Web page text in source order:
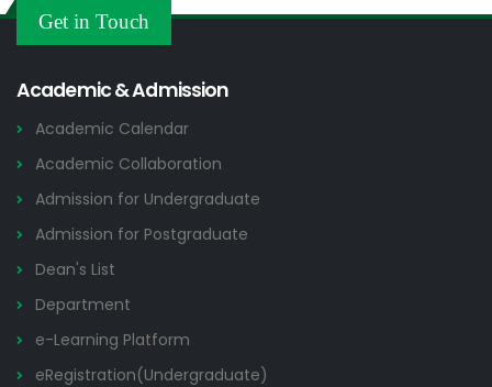
2026
Others
Get in Touch
Academic & Admission
Academic Calendar
Academic Collaboration
Admission for Undergraduate
Admission for Postgraduate
Dean's List
Department
e-Learning Platform
eRegistration(Undergraduate)